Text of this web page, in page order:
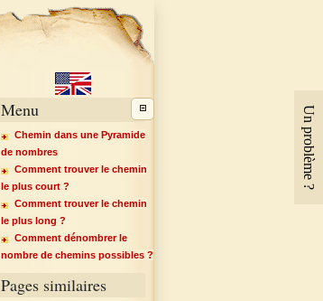
Menu
Chemin dans une Pyramide
de nombres
Comment trouver le chemin
le plus court ?
Comment trouver le chemin
le plus long ?
Comment dénombrer le
nombre de chemins possibles ?
Pages similaires
Un problème ?